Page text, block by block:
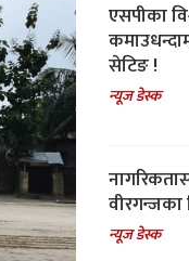
एसपीका
सेटिङ !
न्यूज डेस्क
वीरगन्जका
न्यूज डेस्क